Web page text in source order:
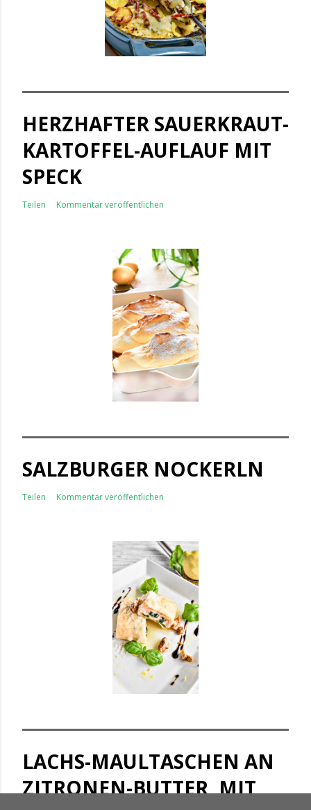
HERZHAFTER SAUERKRAUT-
KARTOFFEL-AUFLAUF MIT
SPECK
Teilen Kommentar veröffentlichen
SALZBURGER NOCKERLN
Teilen Kommentar veröffentlichen
LACHS-MAULTASCHEN AN
ZITRONEN-BUTTER, MIT